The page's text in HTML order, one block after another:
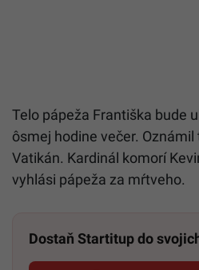
Telo pápeža Františka bude
ôsmej hodine večer.
Vatikán. Kardinál komorí
vyhlási pápeža za mŕtveho.
Dostaň Startitup do